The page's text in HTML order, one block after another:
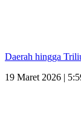
Daerah hingga
19 Maret 2026 |